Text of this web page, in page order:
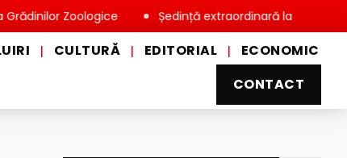
Zoologice Ședință extraordinară la Consiliul Local
| CULTURĂ | EDITORIAL |
ECONOMIC
CONTACT